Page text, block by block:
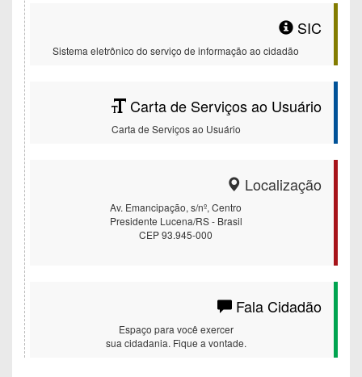
SIC
Sistema eletrônico do serviço de informação ao cidadão
Carta de Serviços ao Usuário
Carta de Serviços ao Usuário
Localização
Av. Emancipação, s/nº, Centro
Presidente Lucena/RS - Brasil
CEP 93.945-000
Fala Cidadão
Espaço para você exercer
sua cidadania. Fique a vontade.